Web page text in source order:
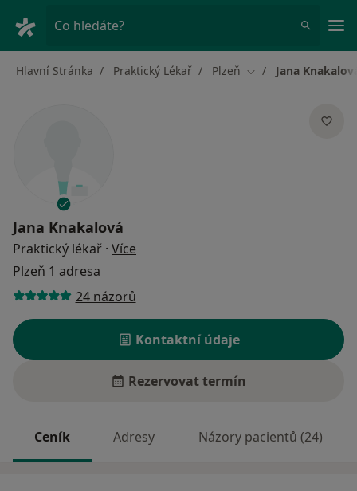
Co hledáte?
Hlavní Stránka Praktický Lékař Plzeň Změna města
Jana
Jana Knakalová
Praktický lékař · Více
Plzeň 1 adresa
24 názorů
Kontaktní údaje
Rezervovat termín
Ceník Adresy Názory pacientů (24)